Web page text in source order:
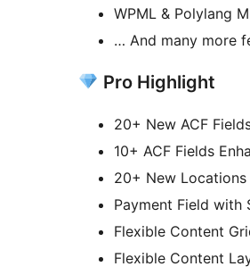
WPML & Polylang
… And many more
Pro Highlight
20+ New ACF
10+ ACF Fields
20+ New Locations
Payment Field with
Flexible Content
Flexible Content